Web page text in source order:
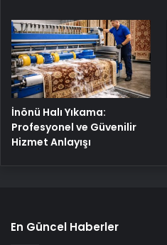
İnönü Halı Yıkama:
Profesyonel ve Güvenilir
Hizmet Anlayışı
En Güncel Haberler